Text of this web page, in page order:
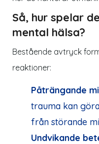
Så, hur spelar
mental hälsa?
Bestående avtryck
reaktioner:
Påträngande
trauma kan
från störande
Undvikande